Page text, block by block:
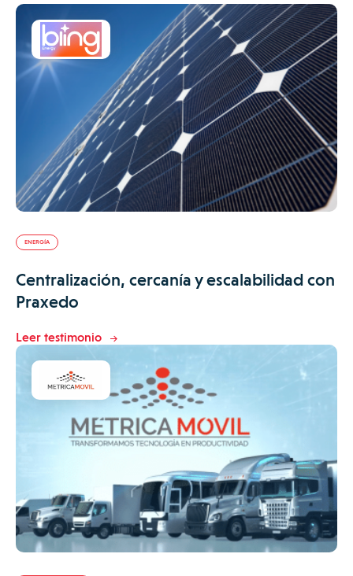
ENERGÍA
Centralización, cercanía y escalabilidad con
Praxedo
Leer testimonio